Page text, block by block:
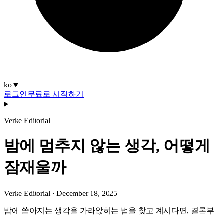
ko▼
로그인무료로 시작하기
Verke Editorial
밤에 멈추지 않는 생각, 어떻게
잠재울까
Verke Editorial · December 18, 2025
밤에 쏟아지는 생각을 가라앉히는 법을 찾고 계시다면, 결론부